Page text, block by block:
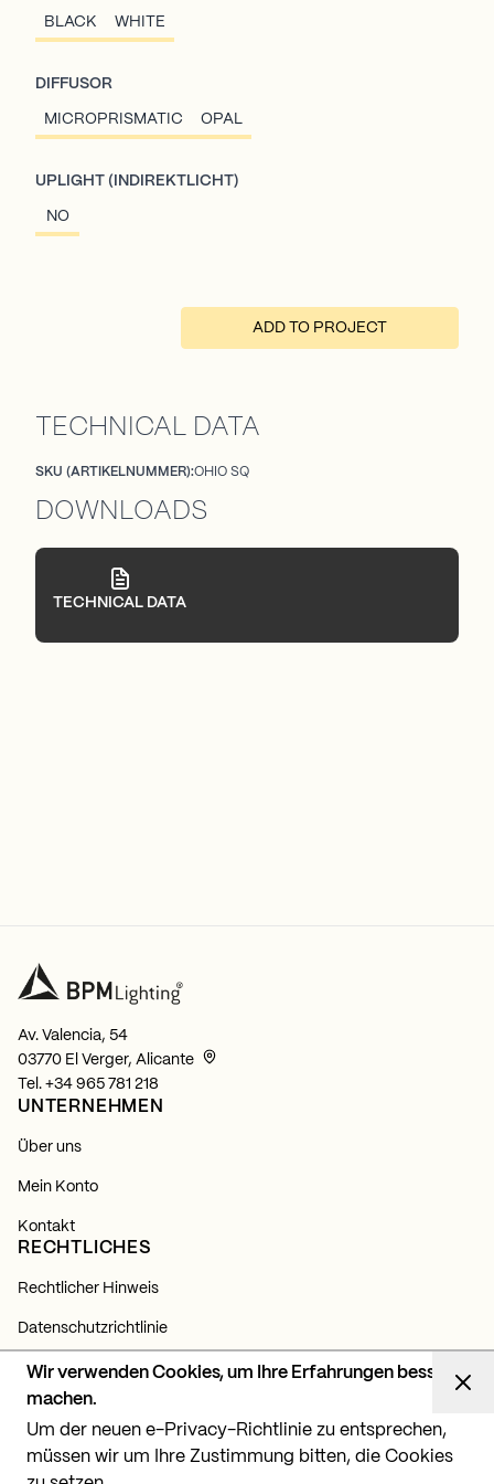
Wir verwenden Cookies, um Ihre Erfahrungen besser
machen.
Um der neuen e-Privacy-Richtlinie zu entsprechen,
müssen wir um Ihre Zustimmung bitten, die Cookies
BLACK WHITE
DIFFUSOR
MICROPRISMATIC OPAL
UPLIGHT (INDIREKTLICHT)
NO
ADD TO PROJECT
TECHNICAL DATA
SKU (ARTIKELNUMMER):OHIO SQ
DOWNLOADS
TECHNICAL DATA
Av. Valencia, 54
03770 El Verger, Alicante
Tel. +34 965 781 218
UNTERNEHMEN
Über uns
Mein Konto
Kontakt
RECHTLICHES
Rechtlicher Hinweis
Datenschutzrichtlinie
Cookie-Richtlinie
NEWSLETTER
Abonnieren Sie sich und erfahren Sie alles über unsere
Neuigkeiten, Produkte und Lichtprojekte.